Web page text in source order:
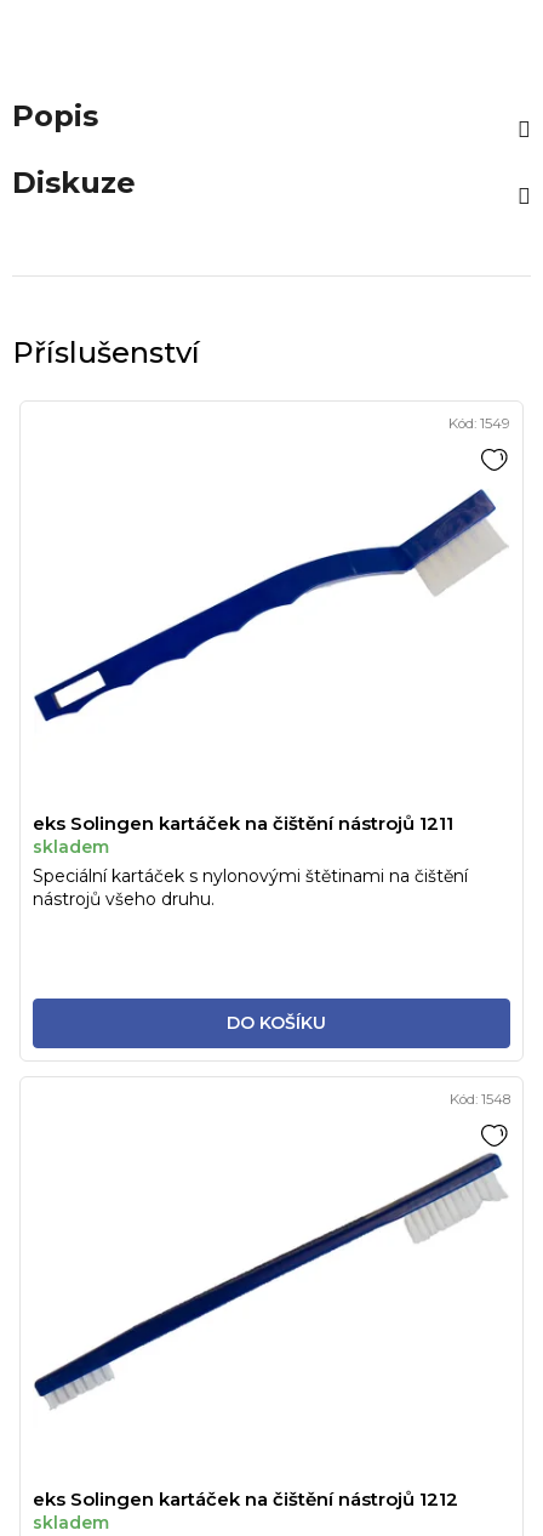
Popis
Diskuze
eks Solingen kartáček na čištění nástrojů 1211
skladem
DO KOŠÍKU
Speciální kartáček s nylonovými štětinami na čištění
nástrojů všeho druhu.
Kód: 1549
eks Solingen kartáček na čištění nástrojů 1212
skladem
Kód: 1548